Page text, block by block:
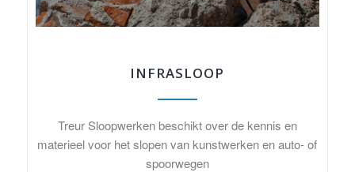
INFRASLOOP
Treur Sloopwerken beschikt over de kennis en
materieel voor het slopen van kunstwerken en auto- of
spoorwegen